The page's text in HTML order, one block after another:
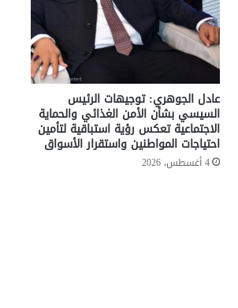
عادل الجوهري: توجيهات الرئيس
السيسي بشأن الأمن الغذائي والحماية
الاجتماعية تعكس رؤية استباقية لتأمين
احتياجات المواطنين واستقرار الأسواق
4 أغسطس، 2026